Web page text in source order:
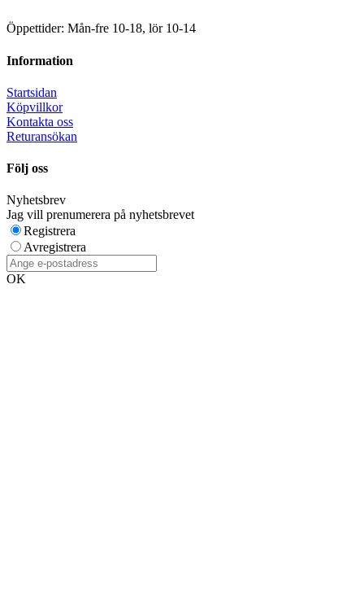
Öppettider: Mån-fre 10-18, lör 10-14
Information
Startsidan
Köpvillkor
Kontakta oss
Returansökan
Följ oss
Nyhetsbrev
Jag vill prenumerera på nyhetsbrevet
Registrera
Avregistrera
OK